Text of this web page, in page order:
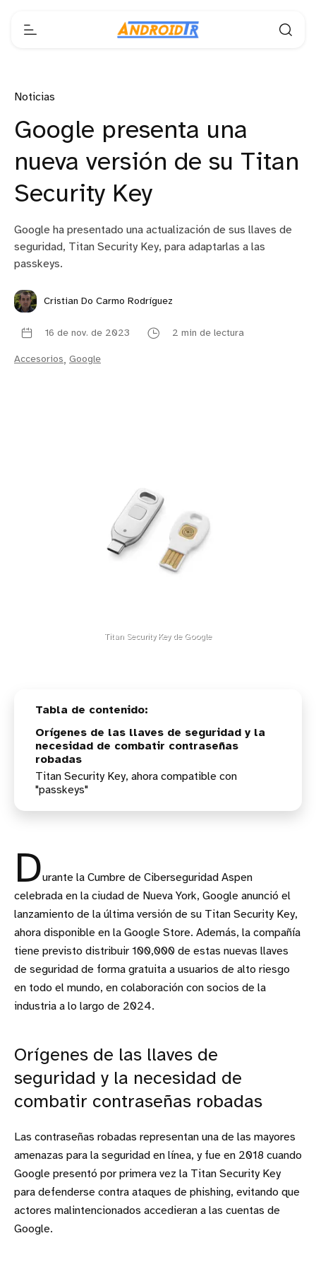
Noticias
Google presenta una
nueva versión de su Titan
Security Key
Google ha presentado una actualización de sus llaves de
seguridad, Titan Security Key, para adaptarlas a las
passkeys.
Cristian Do Carmo Rodríguez
16 de nov. de 2023 2 min de lectura
Accesorios, Google
Titan Security Key de Google
Orígenes de las llaves de seguridad y la
necesidad de combatir contraseñas
robadas
Titan Security Key, ahora compatible con
"passkeys"
Durante la Cumbre de Ciberseguridad Aspen
celebrada en la ciudad de Nueva York, Google anunció el
lanzamiento de la última versión de su Titan Security Key,
ahora disponible en la Google Store. Además, la compañía
tiene previsto distribuir 100,000 de estas nuevas llaves
de seguridad de forma gratuita a usuarios de alto riesgo
en todo el mundo, en colaboración con socios de la
industria a lo largo de 2024.
Orígenes de las llaves de
seguridad y la necesidad de
combatir contraseñas robadas
Las contraseñas robadas representan una de las mayores
amenazas para la seguridad en línea, y fue en 2018 cuando
Google presentó por primera vez la Titan Security Key
para defenderse contra ataques de phishing, evitando que
actores malintencionados accedieran a las cuentas de
Google.